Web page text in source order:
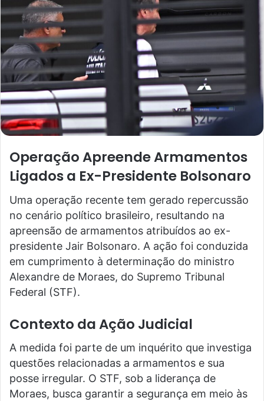
Operação Apreende Armamentos
Ligados a Ex-Presidente Bolsonaro
Uma operação recente tem gerado repercussão
no cenário político brasileiro, resultando na
apreensão de armamentos atribuídos ao ex-
presidente Jair Bolsonaro. A ação foi conduzida
em cumprimento à determinação do ministro
Alexandre de Moraes, do Supremo Tribunal
Federal (STF).
Contexto da Ação Judicial
A medida foi parte de um inquérito que investiga
questões relacionadas a armamentos e sua
posse irregular. O STF, sob a liderança de
Moraes, busca garantir a segurança em meio às